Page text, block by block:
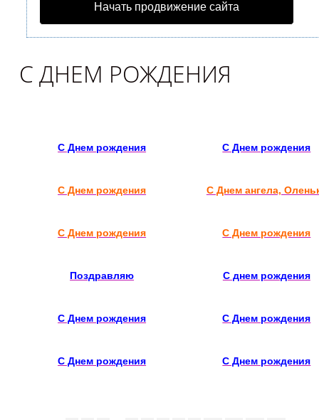
Начать продвижение сайта
С ДНЕМ РОЖДЕНИЯ
С Днем рождения С Днем рождения
С Днем рождения С Днем ангела,
С Днем рождения С Днем рождения
Поздравляю С днем рождения
С Днем рождения С Днем рождения
С Днем рождения С Днем рождения